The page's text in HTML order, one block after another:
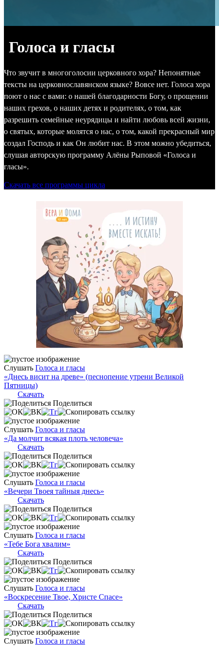
Голоса и гласы
Что звучит в многоголосии церковного хора? Непонятные
тексты на церковнославянском языке? Вовсе нет. Голоса хора
поют о нас с вами: о нашей благодарности Богу, о прощении
наших грехов, о наших детях и родителях, о том, как
разрешить семейные неурядицы и найти любовь всей жизни,
о святых, которые молятся о нас, о том, какой прекрасный мир
создал Господь и как Он любит нас. В этом можно убедиться,
слушая авторскую программу Алёны Рыповой «Голоса и
гласы».
Скачать все программы цикла
Слушать Голоса и гласы
«Днесь висит на древе» (песнопение утрени Великой
Пятницы)
Скачать
Поделиться
Слушать Голоса и гласы
«Да молчит всякая плоть человеча»
Скачать
Поделиться
Слушать Голоса и гласы
«Вечери Твоея тайныя днесь»
Скачать
Поделиться
Слушать Голоса и гласы
«Тебе Бога хвалим»
Скачать
Поделиться
Слушать Голоса и гласы
«Воскресение Твое, Христе Спасе»
Скачать
Поделиться
Слушать Голоса и гласы